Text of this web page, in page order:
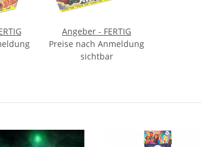
Angeber - FERTIG
Preise nach Anmeldung
sichtbar